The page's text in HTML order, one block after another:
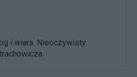
i wiara. Nieoczywisty